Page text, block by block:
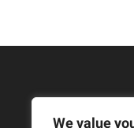
We value